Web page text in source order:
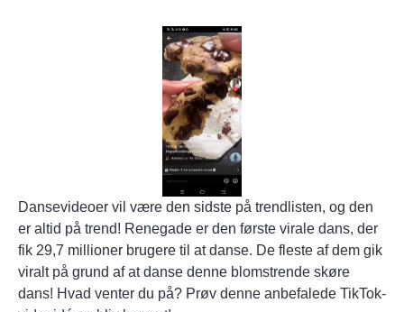
Dansevideoer vil være den sidste på trendlisten, og den
er altid på trend! Renegade er den første virale dans, der
fik 29,7 millioner brugere til at danse. De fleste af dem gik
viralt på grund af at danse denne blomstrende skøre
dans! Hvad venter du på? Prøv denne anbefalede TikTok-